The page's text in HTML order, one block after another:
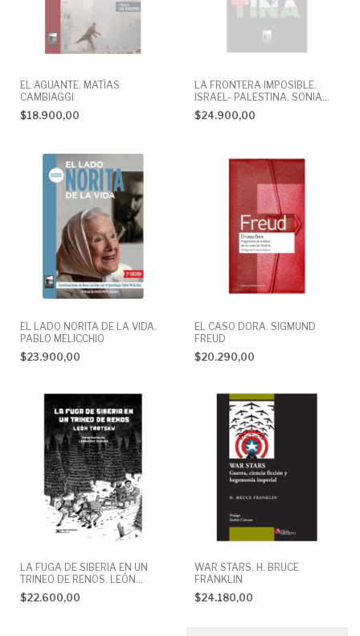
EL AGUANTE. MATÍAS
CAMBIAGGI
$18.900,00
LA FRONTERA IMPOSIBLE.
ISRAEL- PALESTINA. SONIA
BUDASSI
$24.900,00
EL LADO NORITA DE LA VIDA.
PABLO MELICCHIO
$23.900,00
EL CASO DORA. SIGMUND
FREUD
$20.290,00
LA FUGA DE SIBERIA EN UN
TRINEO DE RENOS. LEÓN
TROTSKY
$22.600,00
WAR STARS. H. BRUCE
FRANKLIN
$24.180,00